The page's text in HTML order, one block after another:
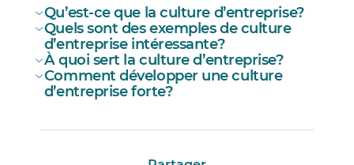
Qu’est-ce que la culture d’entreprise?
Quels sont des exemples de culture
d’entreprise intéressante?
s’appelle « Let My People Go Surfing »;
À quoi sert la culture d’entreprise?
Offrir un meilleur service client;
Comment développer une culture
d’entreprise forte?
Identifier ses valeurs d’entreprise et sa